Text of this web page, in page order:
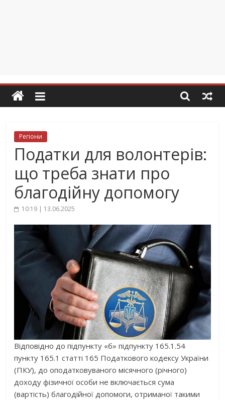
Регіони
Податки для волонтерів:
що треба знати про
благодійну допомогу
10:19 | 13.06.2025
Відповідно до підпункту «б» підпункту 165.1.54
пункту 165.1 статті 165 Податкового кодексу України
(ПКУ),до оподатковуваного місячного (річного)
доходу фізичної особи не включається сума
(вартість) благодійної допомоги, отриманої такими